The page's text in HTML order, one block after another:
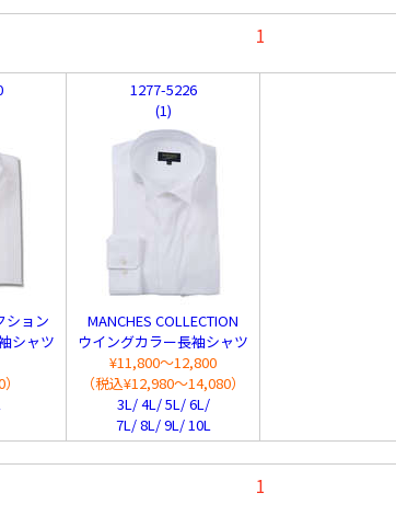
1
ション
シャツ
1277-5226
(1)
MANCHES COLLECTION
ウイングカラー長袖シャツ
¥11,800～12,800
（税込¥12,980～14,080）
3L/ 4L/ 5L/ 6L/
7L/ 8L/ 9L/ 10L
1